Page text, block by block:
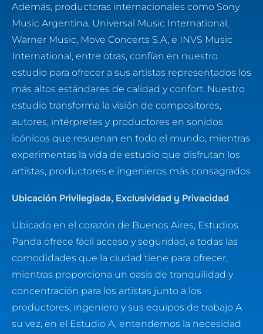
Además, productoras internacionales como Sony
Music Argentina, Universal Music International,
Warner Music, Move Concerts S.A, e INVS Music
International, entre otras, confían en nuestro
estudio para ofrecer a sus artistas representados los
más altos estándares de calidad y confort. Nuestro
estudio transforma la visión de compositores,
autores, intérpretes y productores en sonidos
icónicos que resuenan en todo el mundo, mientras
experimentas la vida de estudio que disfrutan los
artistas, productores e ingenieros más consagrados
Ubicación Privilegiada, Exclusividad y Privacidad
Ubicado en el corazón de Buenos Aires, Estudios
Panda ofrece fácil acceso y seguridad, a todas las
comodidades que la ciudad tiene para ofrecer,
mientras proporciona un oasis de tranquilidad y
concentración para los artistas junto a los
productores, ingeniero y sus equipos de trabajo A
su vez, en el Estudio A, entendemos la necesidad